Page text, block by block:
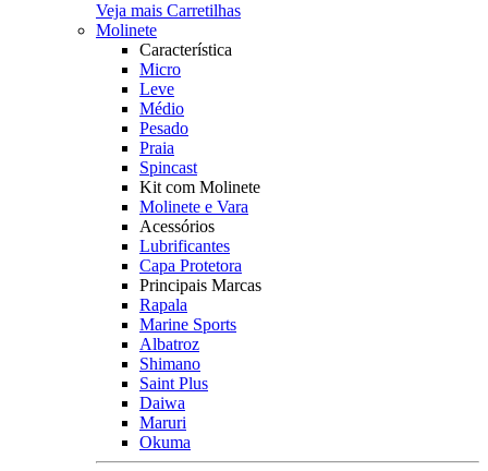
Veja mais Carretilhas
Molinete
Característica
Micro
Leve
Médio
Pesado
Praia
Spincast
Kit com Molinete
Molinete e Vara
Acessórios
Lubrificantes
Capa Protetora
Principais Marcas
Rapala
Marine Sports
Albatroz
Shimano
Saint Plus
Daiwa
Maruri
Okuma